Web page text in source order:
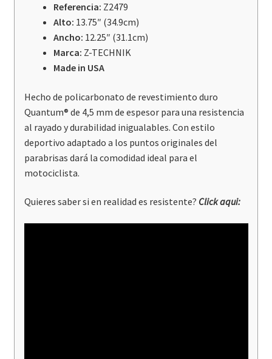
Referencia: Z2479
Alto: 13.75″ (34.9cm)
Ancho: 12.25″ (31.1cm)
Marca: Z-TECHNIK
Made in USA
Hecho de policarbonato de revestimiento duro
Quantum® de 4,5 mm de espesor para una resistencia
al rayado y durabilidad inigualables. Con estilo
deportivo adaptado a los puntos originales del
parabrisas dará la comodidad ideal para el
motociclista.
Quieres saber si en realidad es resistente? Click aqui: